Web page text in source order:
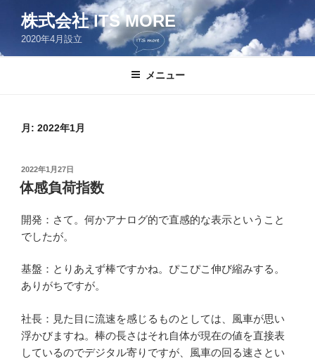
ン
株式会社 ITS MORE
2020年4月設立
メニュー
月: 2022年1月
投
稿
日:
2022年1月27日
体感負荷指数
開発：さて。何かアナログ的で直感的な表示ということ
でしたが。
基盤：とりあえず棒ですかね。ぴこぴこ伸び縮みする。
ありがちですが。
社長：見た目に流速を感じるものとしては、風車が思い
浮かびますね。棒の長さはそれ自体が現在の値を直接表
しているのでデジタル寄りですが、風車の回る速さとい